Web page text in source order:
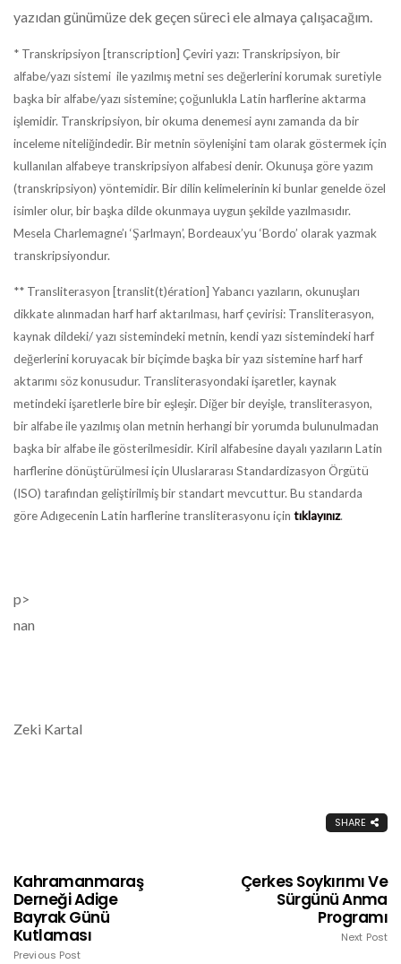
yazıdan günümüze dek geçen süreci ele almaya çalışacağım.
* Transkripsiyon [transcription] Çeviri yazı: Transkripsiyon, bir
alfabe/yazı sistemi ile yazılmış metni ses değerlerini korumak suretiyle
başka bir alfabe/yazı sistemine; çoğunlukla Latin harflerine aktarma
işlemidir. Transkripsiyon, bir okuma denemesi aynı zamanda da bir
inceleme niteliğindedir. Bir metnin söylenişini tam olarak göstermek için
kullanılan alfabeye transkripsiyon alfabesi denir. Okunuşa göre yazım
(transkripsiyon) yöntemidir. Bir dilin kelimelerinin ki bunlar genelde özel
isimler olur, bir başka dilde okunmaya uygun şekilde yazılmasıdır.
Mesela Charlemagne’ı ‘Şarlmayn’, Bordeaux’yu ‘Bordo’ olarak yazmak
transkripsiyondur.
** Transliterasyon [translit(t)ération] Yabancı yazıların, okunuşları
dikkate alınmadan harf harf aktarılması, harf çevirisi: Transliterasyon,
kaynak dildeki/ yazı sistemindeki metnin, kendi yazı sistemindeki harf
değerlerini koruyacak bir biçimde başka bir yazı sistemine harf harf
aktarımı söz konusudur. Transliterasyondaki işaretler, kaynak
metindeki işaretlerle bire bir eşleşir. Diğer bir deyişle, transliterasyon,
bir alfabe ile yazılmış olan metnin herhangi bir yorumda bulunulmadan
başka bir alfabe ile gösterilmesidir. Kiril alfabesine dayalı yazıların Latin
harflerine dönüştürülmesi için Uluslararası Standardizasyon Örgütü
(ISO) tarafından geliştirilmiş bir standart mevcuttur. Bu standarda
göre Adıgecenin Latin harflerine transliterasyonu için tıklayınız.
p>
nan
Zeki Kartal
SHARE
Kahramanmaraş
Derneği Adige
Bayrak Günü
Kutlaması
Previous Post
Çerkes Soykırımı Ve
Sürgünü Anma
Programı
Next Post